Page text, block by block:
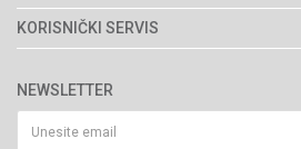
Adresa: Kraljevačkog bataljona 235/2
34000 Kragujevac, Srbija
webshop@agromarket.rs
O nama
Prodavnice
Brendovi
Katalozi
KORISNIČKI SERVIS
Politika privatnosti
Kako kupiti
NEWSLETTER